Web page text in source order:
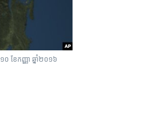
០ ខែ​កញ្ញា ឆ្នាំ​២០១៦